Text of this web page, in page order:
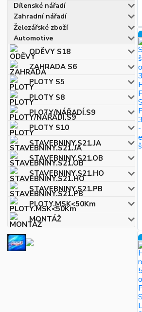
Dílenské nářadí
Zahradní nářadí
Železářské zboží
Automotive
ODĚVY S18
ZAHRADA S6
PLOTY S5
PLOTY S8
PLOTY/NÁŘADÍ.S9
PLOTY S10
STAVEBNINY.S21.JA
STAVEBNINY.S21.OB
STAVEBNINY.S21.HO
STAVEBNINY.S21.PB
PLOTY.MSK<50Km
MONTÁŽ